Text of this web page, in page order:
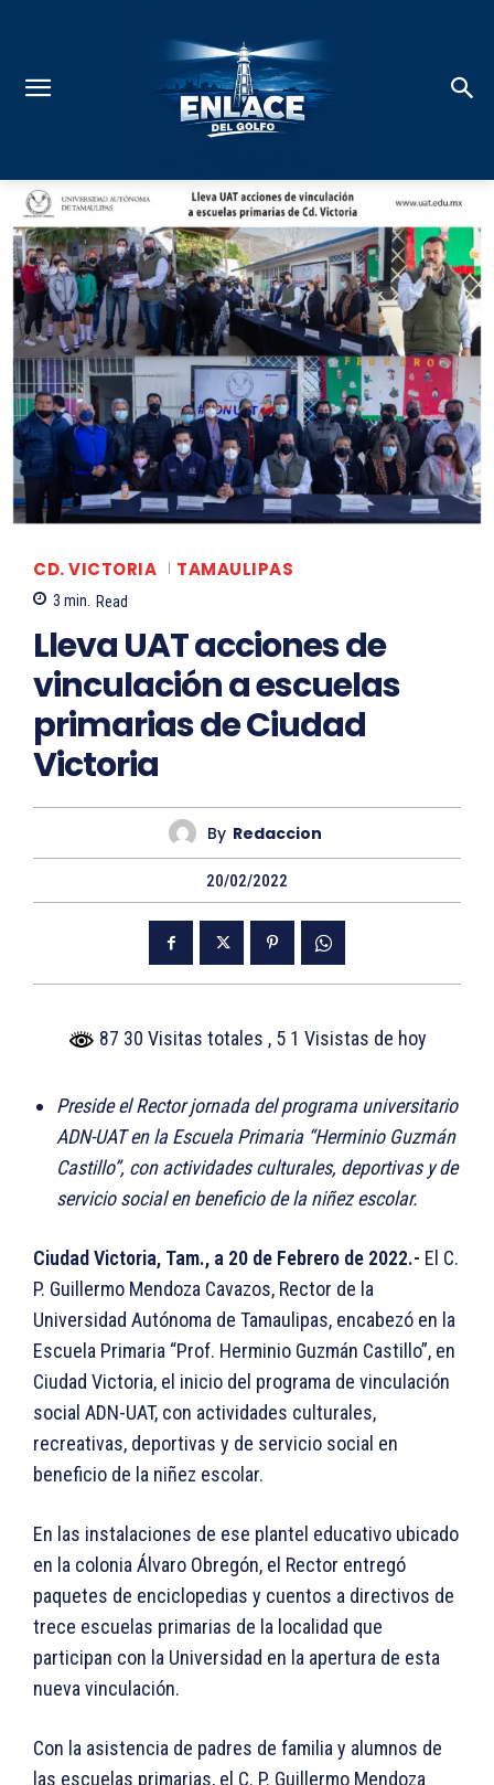
CD. VICTORIA TAMAULIPAS
3 min. Read
Lleva UAT acciones de
vinculación a escuelas
primarias de Ciudad
Victoria
By Redaccion
20/02/2022
87 30 Visitas totales , 5 1 Visistas de hoy
Preside el Rector jornada del programa universitario
ADN-UAT en la Escuela Primaria “Herminio Guzmán
Castillo”, con actividades culturales, deportivas y de
servicio social en beneficio de la niñez escolar.
Ciudad Victoria, Tam., a 20 de Febrero de 2022.- El C.
P. Guillermo Mendoza Cavazos, Rector de la
Universidad Autónoma de Tamaulipas, encabezó en la
Escuela Primaria “Prof. Herminio Guzmán Castillo”, en
Ciudad Victoria, el inicio del programa de vinculación
social ADN-UAT, con actividades culturales,
recreativas, deportivas y de servicio social en
beneficio de la niñez escolar.
En las instalaciones de ese plantel educativo ubicado
en la colonia Álvaro Obregón, el Rector entregó
paquetes de enciclopedias y cuentos a directivos de
trece escuelas primarias de la localidad que
participan con la Universidad en la apertura de esta
nueva vinculación.
Con la asistencia de padres de familia y alumnos de
las escuelas primarias, el C. P. Guillermo Mendoza